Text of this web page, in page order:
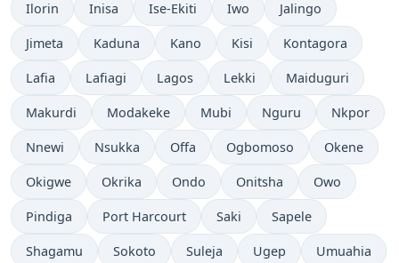
Ilorin Inisa Ise-Ekiti Iwo Jalingo
Jimeta Kaduna Kano Kisi Kontagora
Lafia Lafiagi Lagos Lekki Maiduguri
Makurdi Modakeke Mubi Nguru Nkpor
Nnewi Nsukka Offa Ogbomoso Okene
Okigwe Okrika Ondo Onitsha Owo
Pindiga Port Harcourt Saki Sapele
Shagamu Sokoto Suleja Ugep Umuahia